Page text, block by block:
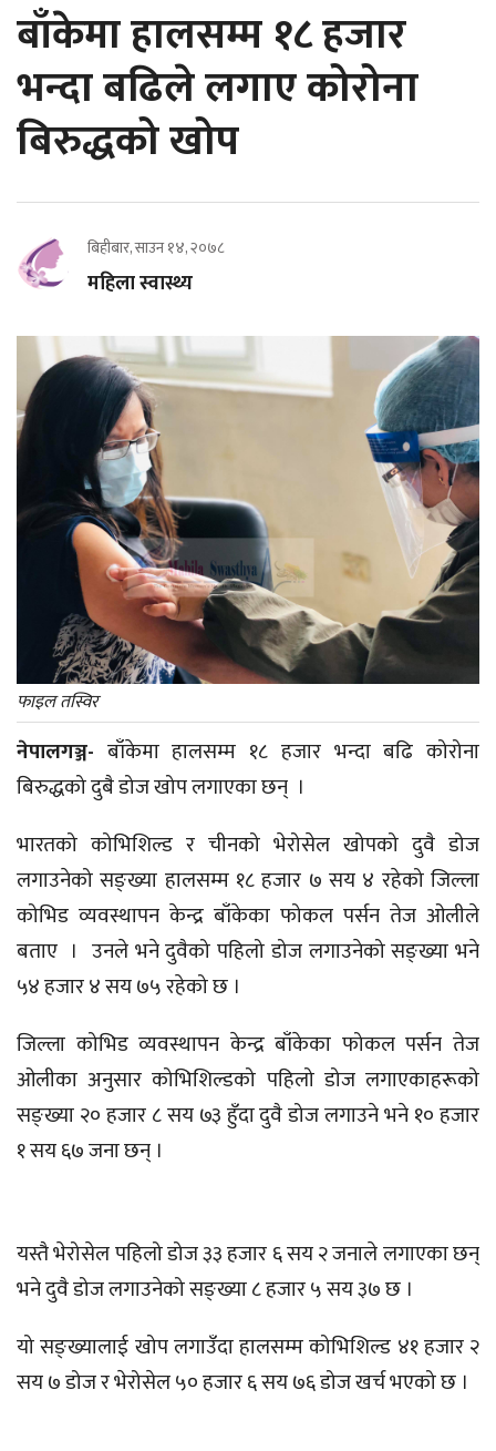
बाँकेमा हालसम्म १८ हजार
भन्दा बढिले लगाए कोरोना
बिरुद्धको खोप
बिहीबार, साउन १४, २०७८
महिला स्वास्थ्य
फाइल तस्विर
नेपालगञ्ज- बाँकेमा हालसम्म १८ हजार भन्दा बढि कोरोना
बिरुद्धको दुबै डोज खोप लगाएका छन् ।
भारतको कोभिशिल्ड र चीनको भेरोसेल खोपको दुवै डोज
लगाउनेको सङ्ख्या हालसम्म १८ हजार ७ सय ४ रहेको जिल्ला
कोभिड व्यवस्थापन केन्द्र बाँकेका फोकल पर्सन तेज ओलीले
बताए । उनले भने दुवैको पहिलो डोज लगाउनेको सङ्ख्या भने
५४ हजार ४ सय ७५ रहेको छ ।
जिल्ला कोभिड व्यवस्थापन केन्द्र बाँकेका फोकल पर्सन तेज
ओलीका अनुसार कोभिशिल्डको पहिलो डोज लगाएकाहरूको
सङ्ख्या २० हजार ८ सय ७३ हुँदा दुवै डोज लगाउने भने १० हजार
१ सय ६७ जना छन् ।
यस्तै भेरोसेल पहिलो डोज ३३ हजार ६ सय २ जनाले लगाएका छन्
भने दुवै डोज लगाउनेको सङ्ख्या ८ हजार ५ सय ३७ छ ।
यो सङ्ख्यालाई खोप लगाउँदा हालसम्म कोभिशिल्ड ४१ हजार २
सय ७ डोज र भेरोसेल ५० हजार ६ सय ७६ डोज खर्च भएको छ ।